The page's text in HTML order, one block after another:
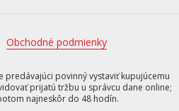
Obchodné podmienky
predávajúci povinný vystaviť kupujúcemu
prijatú tržbu u správcu dane online;
najneskôr do 48 hodín.